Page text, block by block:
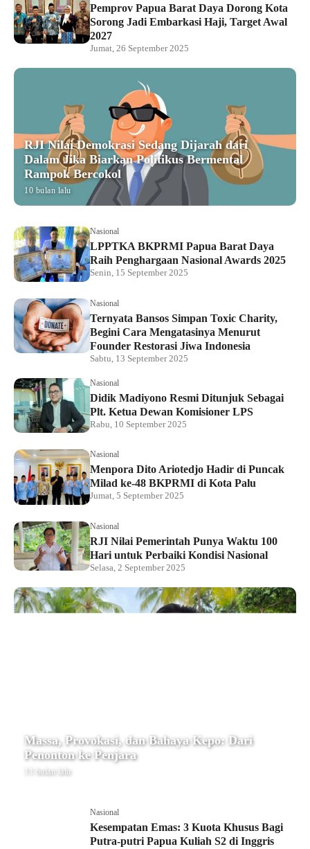
Pemprov Papua Barat Daya Dorong Kota
Sorong Jadi Embarkasi Haji, Target Awal
2027
Jumat, 26 September 2025
RJI Nilai Demokrasi Sedang Dijarah dari
Dalam Jika Biarkan Politikus Bermental
Rampok Bercokol
10 bulan lalu
Nasional
LPPTKA BKPRMI Papua Barat Daya
Raih Penghargaan Nasional Awards 2025
Senin, 15 September 2025
Nasional
Ternyata Bansos Simpan Toxic Charity,
Begini Cara Mengatasinya Menurut
Founder Restorasi Jiwa Indonesia
Sabtu, 13 September 2025
Nasional
Didik Madiyono Resmi Ditunjuk Sebagai
Plt. Ketua Dewan Komisioner LPS
Rabu, 10 September 2025
Nasional
Menpora Dito Ariotedjo Hadir di Puncak
Milad ke-48 BKPRMI di Kota Palu
Jumat, 5 September 2025
Nasional
RJI Nilai Pemerintah Punya Waktu 100
Hari untuk Perbaiki Kondisi Nasional
Selasa, 2 September 2025
Massa, Provokasi, dan Bahaya Kepo: Dari
Penonton ke Penjara
11 bulan lalu
Nasional
Kesempatan Emas: 3 Kuota Khusus Bagi
Putra-putri Papua Kuliah S2 di Inggris